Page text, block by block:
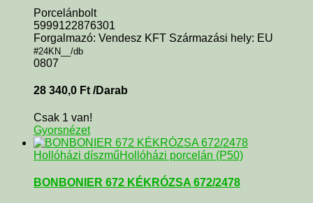
Porcelánbolt
5999122876301
Forgalmazó: Vendesz KFT Származási hely: EU
#24KN__/db
0807
28 340,0 Ft /Darab
Csak 1 van!
Gyorsnézet
Hollóházi díszműHollóházi porcelán (P50)
BONBONIER 672 KÉKRÓZSA 672/2478